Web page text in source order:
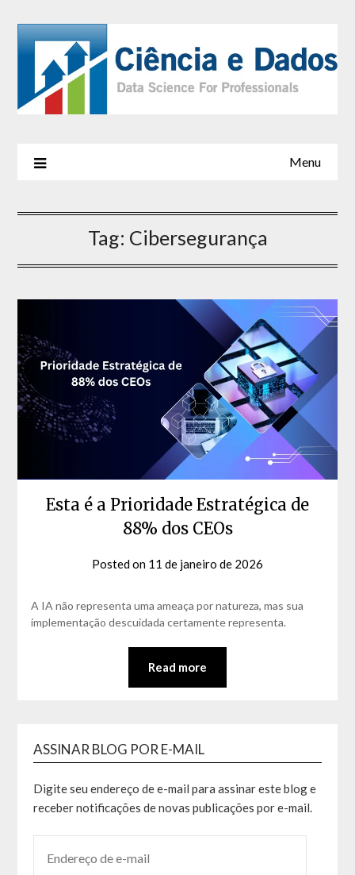
Menu
Tag: Cibersegurança
Esta é a Prioridade Estratégica de
88% dos CEOs
Posted on 11 de janeiro de 2026
Matos
A IA não representa uma ameaça por natureza, mas sua
implementação descuidada certamente representa.
Read more
ASSINAR BLOG POR E-MAIL
Digite seu endereço de e-mail para assinar este blog e
receber notificações de novas publicações por e-mail.